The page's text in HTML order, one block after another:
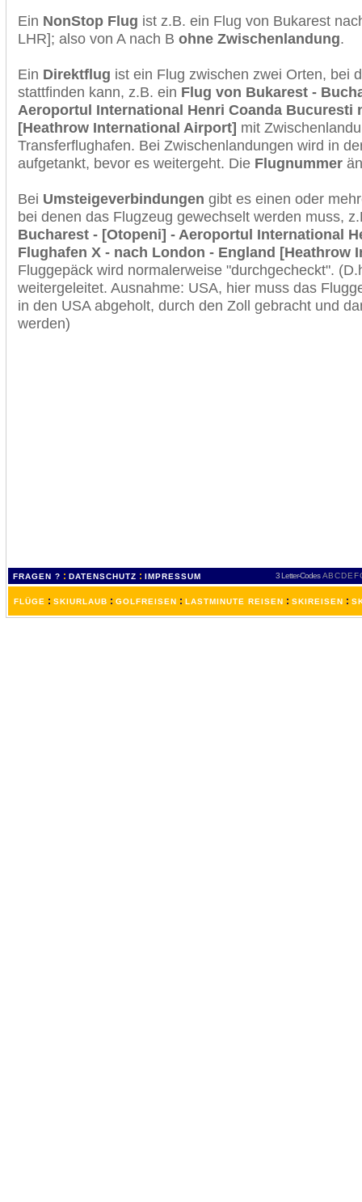
Ein NonStop Flug ist z.B. ein Flug von Bukarest
LHR]; also von A nach B ohne Zwischenlandung.
Ein Direktflug ist ein Flug zwischen zwei Orten, bei
stattfinden kann, z.B. ein Flug von Bukarest -
Aeroportul International Henri Coanda Bucuresti
[Heathrow International Airport] mit
Transferflughafen. Bei Zwischenlandungen wird in
aufgetankt, bevor es weitergeht. Die Flugnummer
Bei Umsteigeverbindungen gibt es einen oder
bei denen das Flugzeug gewechselt werden muss,
Bucharest - [Otopeni] - Aeroportul International
Flughafen X - nach London - England [Heathrow
Fluggepäck wird normalerweise "durchgecheckt".
weitergeleitet. Ausnahme: USA, hier muss das
in den USA abgeholt, durch den Zoll gebracht und
werden)
FRAGEN ? : DATENSCHUTZ : IMPRESSUM 3 Letter-Codes ABCDEF
FLÜGE : SKIURLAUB : GOLFREISEN : LASTMINUTE REISEN : SKIREISEN :